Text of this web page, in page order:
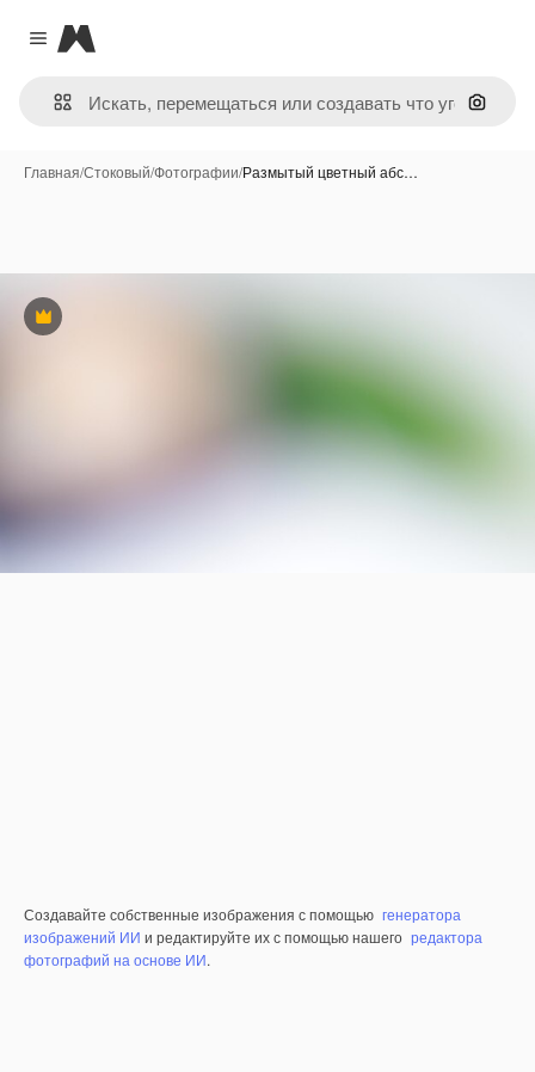
Close menu
Magnific
Поиск
Главная/Стоковый/Фотографии/Размытый цветный абс…
Премиум
Создавайте собственные изображения с помощью генератора
изображений ИИ и редактируйте их с помощью нашего редактора
фотографий на основе ИИ.